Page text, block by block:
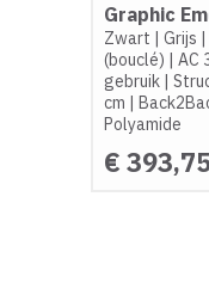
Graphic
Zwart | Grijs |
(bouclé) | AC
gebruik |
cm |
Polyamide
€